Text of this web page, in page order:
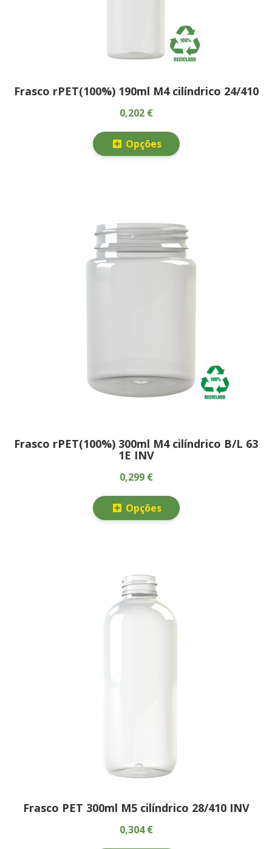
Frasco rPET(100%) 190ml M4 cilíndrico 24/410
0,202 €
Opções
Frasco rPET(100%) 300ml M4 cilíndrico B/L 63
1E INV
0,299 €
Opções
Frasco PET 300ml M5 cilíndrico 28/410 INV
0,304 €